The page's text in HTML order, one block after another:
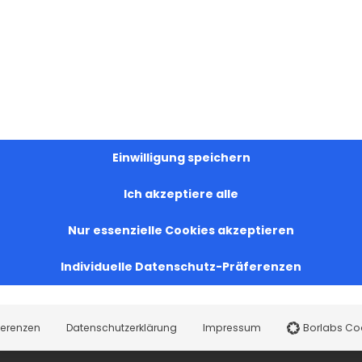
Einwilligung speichern
Ich akzeptiere alle
Nur essenzielle Cookies akzeptieren
Individuelle Datenschutz-Präferenzen
Datenschutzerklärung Impressum Borlabs